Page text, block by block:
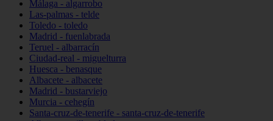
Málaga - algarrobo
Las-palmas - telde
Toledo - toledo
Madrid - fuenlabrada
Teruel - albarracín
Ciudad-real - miguelturra
Huesca - benasque
Albacete - albacete
Madrid - bustarviejo
Murcia - cehegín
Santa-cruz-de-tenerife - santa-cruz-de-tenerife